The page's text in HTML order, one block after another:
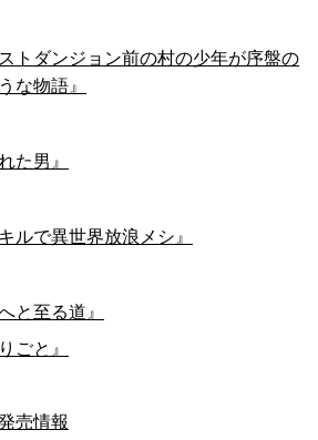
トダンジョン前の村の少年が序盤の
な物語』
た男』
ルで異世界放浪メシ』
と至る道』
ごと』
売情報